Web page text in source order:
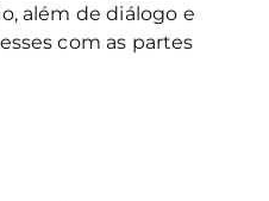
além de diálogo e
com as partes